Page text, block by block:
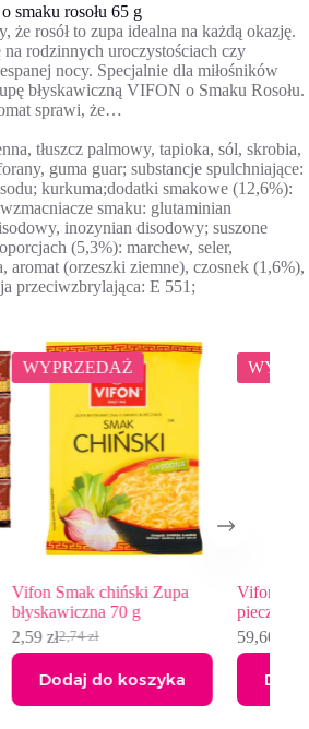
smaku rosołu 65 g
że rosół to zupa idealna na każdą okazję.
rodzinnych uroczystościach czy
nocy. Specjalnie dla miłośników
błyskawiczną VIFON o Smaku Rosołu.
sprawi, że…
tłuszcz palmowy, tapioka, sól, skrobia,
guma guar; substancje spulchniające:
kurkuma;dodatki smakowe (12,6%):
smaku: glutaminian
inozynian disodowy; suszone
(5,3%): marchew, seler,
aromat (orzeszki ziemne), czosnek (1,6%),
przeciwzbrylająca: E 551;
WYPRZEDAŻ
Vifon Zupa o smaku kurczak
pieczony 70 g x 24 szt
wynosiła:
61,49 zł.
59,60
wynosi:
59,60 zł.
Dodaj do koszyka